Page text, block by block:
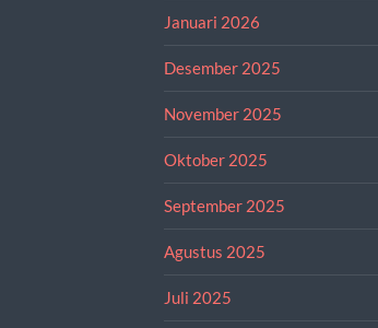
Januari 2026
Desember 2025
November 2025
Oktober 2025
September 2025
Agustus 2025
Juli 2025